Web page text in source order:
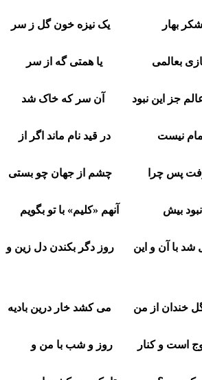
لشکر بهار یک نیزه خون گل ز سر
بعالمی یا همتی گه از سر
جز این نبود آن سر که خاک شد
تمام نیست در قید نام ماند اگر از
رفت پس چرا چشم از جهان چو بستی
نبود بیش آنهم «کلیم» با تو بگویم
با آن و این روز دگر بکندن دل زین و
خندان از من می کشد خار درین بادیه
است و کنار روز و شب با من و